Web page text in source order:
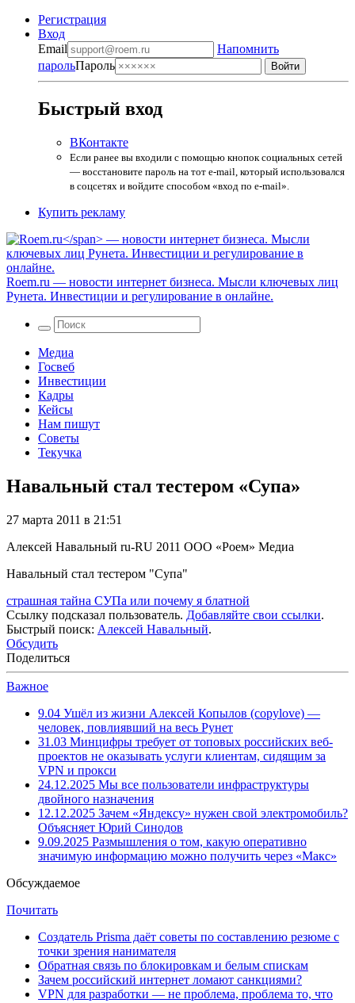
Регистрация
Вход
Email
Напомнить
парольПароль
Быстрый вход
ВКонтакте
Если ранее вы входили с помощью кнопок социальных сетей
— восстановите пароль на тот e-mail, который использовался
в соцсетях и войдите способом «вход по e-mail».
Купить рекламу
Roem.ru — новости интернет бизнеса. Мысли ключевых лиц
Рунета. Инвестиции и регулирование в онлайне.
Медиа
Госвеб
Инвестиции
Кадры
Кейсы
Нам пишут
Советы
Текучка
Навальный стал тестером «Супа»
27 марта 2011 в 21:51
Алексей Навальный ru-RU 2011 ООО «Роем» Медиа
Навальный стал тестером "Супа"
страшная тайна СУПа или почему я блатной
Ссылку подсказал пользователь. Добавляйте свои ссылки.
Быстрый поиск: Алексей Навальный.
Обсудить
Поделиться
Важное
9.04 Ушёл из жизни Алексей Копылов (copylove) —
человек, повлиявший на весь Рунет
31.03 Минцифры требует от топовых российских веб-
проектов не оказывать услуги клиентам, сидящим за
VPN и прокси
24.12.2025 Мы все пользователи инфраструктуры
двойного назначения
12.12.2025 Зачем «Яндексу» нужен свой электромобиль?
Объясняет Юрий Синодов
9.09.2025 Размышления о том, какую оперативно
значимую информацию можно получить через «Макс»
Обсуждаемое
Почитать
Создатель Prisma даёт советы по составлению резюме с
точки зрения нанимателя
Обратная связь по блокировкам и белым спискам
Зачем российский интернет ломают санкциями?
VPN для разработки — не проблема, проблема то, что